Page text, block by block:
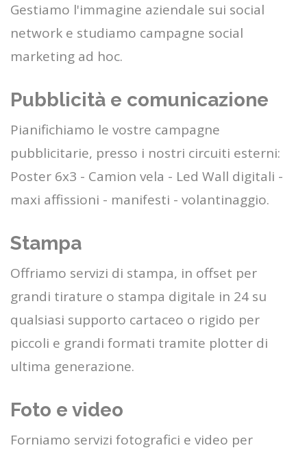
Gestiamo l'immagine aziendale sui social
network e studiamo campagne social
marketing ad hoc.
Pubblicità e comunicazione
Pianifichiamo le vostre campagne
pubblicitarie, presso i nostri circuiti esterni:
Poster 6x3 - Camion vela - Led Wall digitali -
maxi affissioni - manifesti - volantinaggio.
Stampa
Offriamo servizi di stampa, in offset per
grandi tirature o stampa digitale in 24 su
qualsiasi supporto cartaceo o rigido per
piccoli e grandi formati tramite plotter di
ultima generazione.
Foto e video
Forniamo servizi fotografici e video per